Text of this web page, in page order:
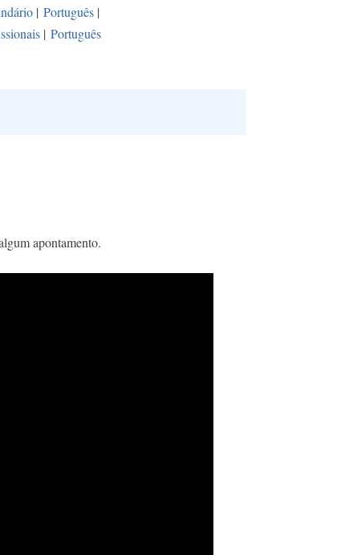
| Português |
| Português
apontamento.